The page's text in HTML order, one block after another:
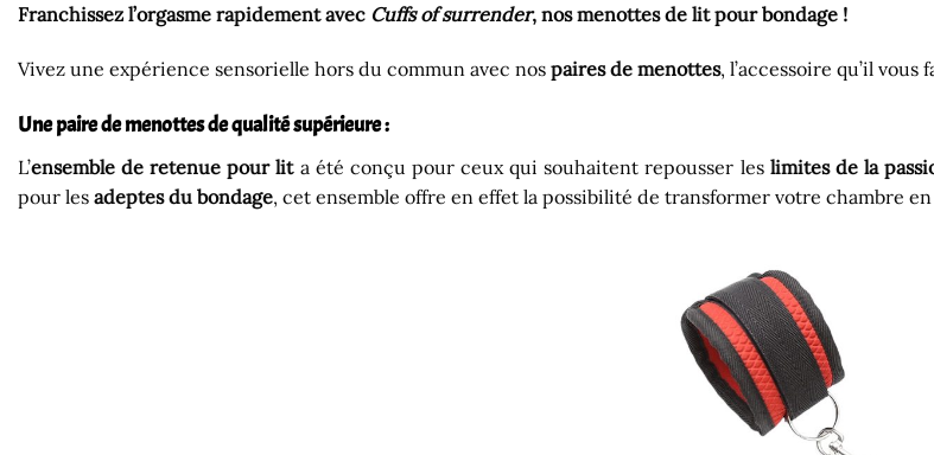
Franchissez l’orgasme rapidement avec Cuffs of surrender, nos menottes de lit pour bondage !
Vivez une expérience sensorielle hors du commun avec nos paires de menottes, l’accessoire qu’il
Une paire de menottes de qualité supérieure :
L’ensemble de retenue pour lita été conçu pour ceux qui souhaitent repousser les limites de la
pour les adeptes du bondage, cet ensemble offre en effet la possibilité de transformer votre chambre